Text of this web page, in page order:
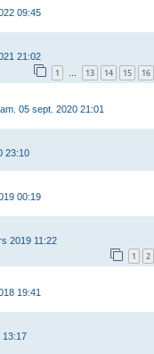
09:45
21:02
1 … 13 14 15 16
05 sept. 2020 21:01
23:10
00:19
2019 11:22
1 2
19:41
13:17